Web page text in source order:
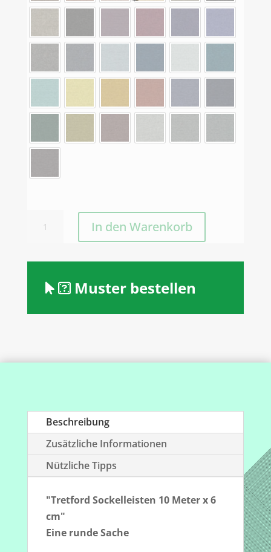
Sockelleisten
cm
In den Warenkorb
Muster bestellen
Beschreibung
Zusätzliche Informationen
Nützliche Tipps
"Tretford Sockelleisten 10 Meter x 6
cm"
Eine runde Sache